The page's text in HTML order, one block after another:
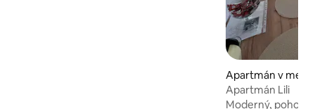
Apartmán v
áza
Apartmán Lili
Moderný,